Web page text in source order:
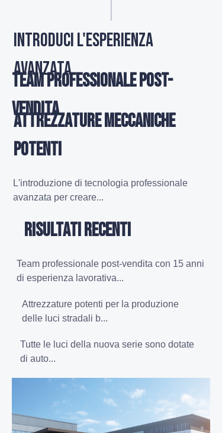
Introduci l'esperienza
AVANZATA
L'introduzione di tecnologia professionale
avanzata per creare...
Team professionale post-
vendita
Team professionale post-vendita con 15 anni
di esperienza lavorativa...
Attrezzature meccaniche
potenti
Attrezzature potenti per la produzione
delle luci stradali b...
Risultati recenti
Tutte le luci della nuova serie sono dotate
di auto...